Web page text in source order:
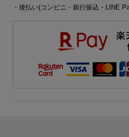
・後払い(コンビニ・銀行振込・LINE